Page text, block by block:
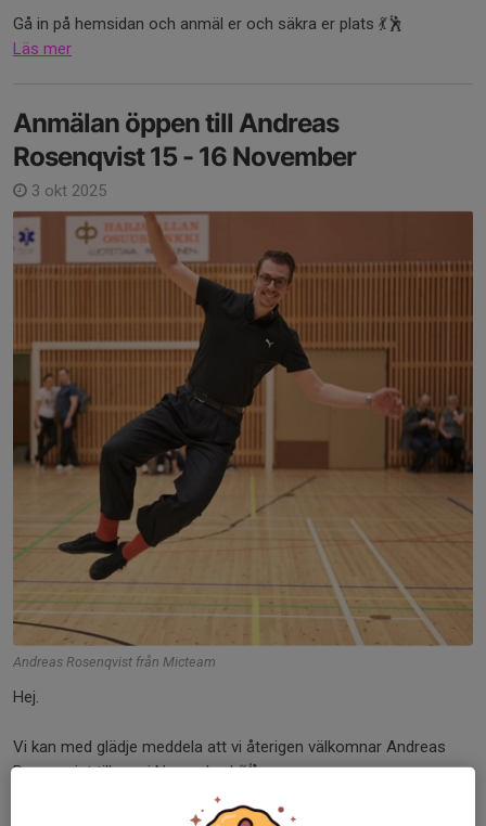
Gå in på hemsidan och anmäl er och säkra er plats 💃🕺
Läs mer
Anmälan öppen till Andreas
Rosenqvist 15 - 16 November
3 okt 2025
Andreas Rosenqvist från Micteam
Hej.
Vi kan med glädje meddela att vi återigen välkomnar Andreas
Rosenqvist till oss i November! 💃🕺
för intensivkurser i bugg med Andreas